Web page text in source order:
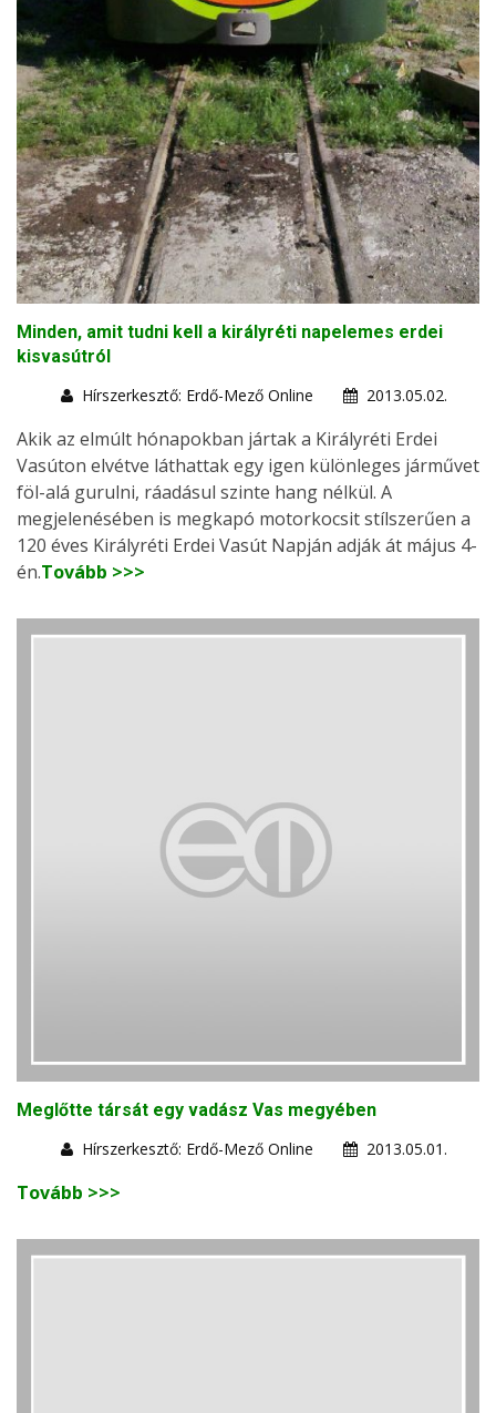
Minden, amit tudni kell a királyréti napelemes erdei
kisvasútról
Hírszerkesztő: Erdő-Mező Online
2013.05.02.
Akik az elmúlt hónapokban jártak a Királyréti Erdei
Vasúton elvétve láthattak egy igen különleges járművet
föl-alá gurulni, ráadásul szinte hang nélkül. A
megjelenésében is megkapó motorkocsit stílszerűen a
120 éves Királyréti Erdei Vasút Napján adják át május 4-
én.Tovább >>>
Meglőtte társát egy vadász Vas megyében
Hírszerkesztő: Erdő-Mező Online
2013.05.01.
Tovább >>>